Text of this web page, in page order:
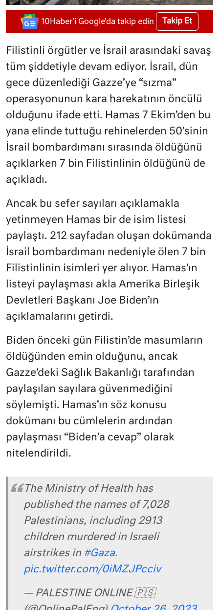
10Haber'i Google'da takip edin Takip Et
Filistinli örgütler ve İsrail arasındaki savaş
tüm şiddetiyle devam ediyor. İsrail, dün
gece düzenlediği Gazze’ye “sızma”
operasyonunun kara harekatının öncülü
olduğunu ifade etti. Hamas 7 Ekim’den bu
yana elinde tuttuğu rehinelerden 50’sinin
İsrail bombardımanı sırasında öldüğünü
açıklarken 7 bin Filistinlinin öldüğünü de
açıkladı.
Ancak bu sefer sayıları açıklamakla
yetinmeyen Hamas bir de isim listesi
paylaştı. 212 sayfadan oluşan dokümanda
İsrail bombardımanı nedeniyle ölen 7 bin
Filistinlinin isimleri yer alıyor. Hamas’ın
listeyi paylaşması akla Amerika Birleşik
Devletleri Başkanı Joe Biden’ın
açıklamalarını getirdi.
Biden önceki gün Filistin’de masumların
öldüğünden emin olduğunu, ancak
Gazze’deki Sağlık Bakanlığı tarafından
paylaşılan sayılara güvenmediğini
söylemişti. Hamas’ın söz konusu
dokümanı bu cümlelerin ardından
paylaşması “Biden’a cevap” olarak
nitelendirildi.
The Ministry of Health has
published the names of 7,028
Palestinians, including 2913
children murdered in Israeli
airstrikes in #Gaza.
pic.twitter.com/0iMZJPcciv
— PALESTINE ONLINE 🇵🇸